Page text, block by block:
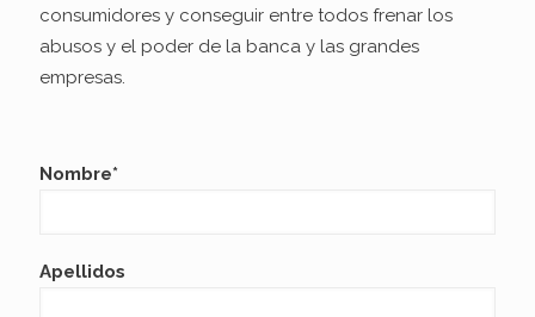
consumidores y conseguir entre todos frenar los
abusos y el poder de la banca y las grandes
empresas.
Nombre*
Apellidos